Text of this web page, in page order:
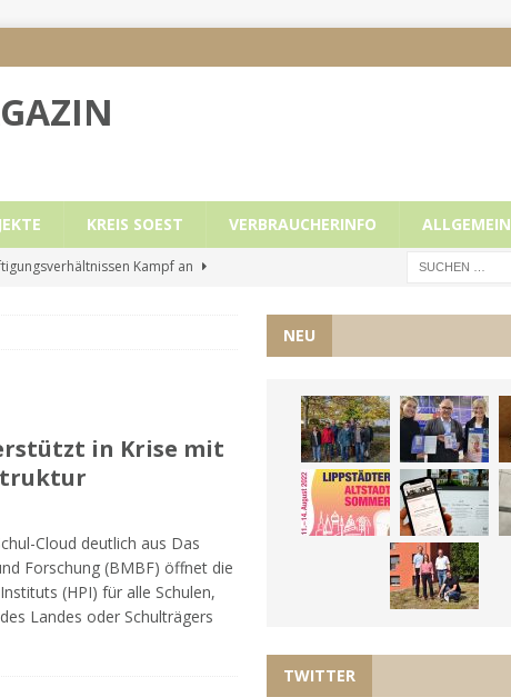
KREIS SOEST VERBRAUCHERINFO ALLGEMEIN
Kampf an
in Krise mit
Cloud deutlich aus Das
Forschung (BMBF) öffnet die
(HPI) für alle Schulen,
Landes oder Schulträgers
NEU
TWITTER